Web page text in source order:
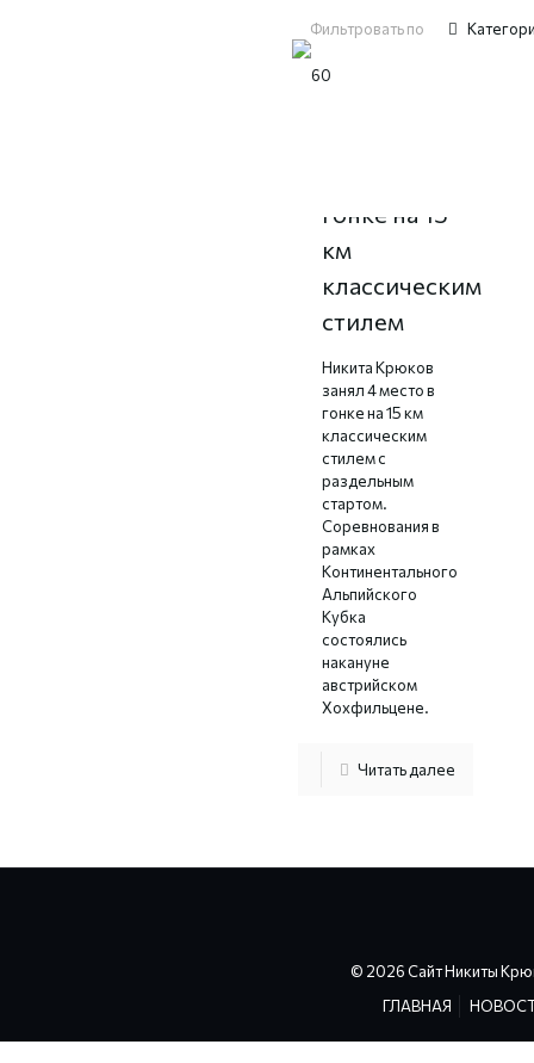
Фильтровать по
гонке на 15
км
классическим
стилем
Никита Крюков
занял 4 место в
гонке на 15 км
классическим
стилем с
раздельным
стартом.
Соревнования в
рамках
Континентального
Альпийского
Кубка
состоялись
накануне
австрийском
Хохфильцене.
Читать далее
© 2026 Сайт Никиты
ГЛАВНАЯ